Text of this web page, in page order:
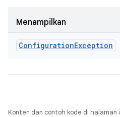
Menampilkan
ConfigurationException
Konten dan contoh kode di halaman